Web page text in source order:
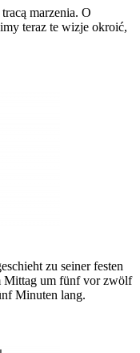
marzenia. O
teraz te wizje okroić,
zu seiner festen
Mittag um fünf vor zwölf
Minuten lang.